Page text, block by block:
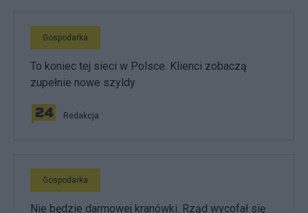
Gospodarka
To koniec tej sieci w Polsce. Klienci zobaczą
zupełnie nowe szyldy
Redakcja
Gospodarka
Nie będzie darmowej kranówki. Rząd wycofał się